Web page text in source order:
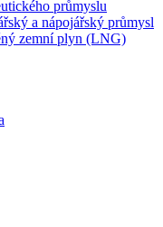
průmyslu
a nápojářský průmysl
zemní plyn (LNG)